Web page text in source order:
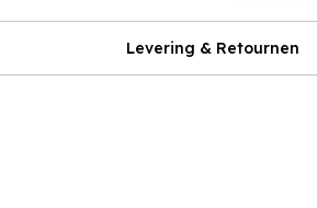
Levering & Retournen